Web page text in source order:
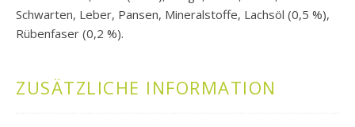
Schwarten, Leber, Pansen, Mineralstoffe, Lachsöl (0,5 %),
Rübenfaser (0,2 %).
ZUSÄTZLICHE INFORMATION